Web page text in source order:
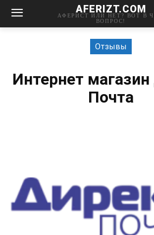
AFERIZT.COM
АФЕРИСТ ИЛИ НЕТ? ВОТ В
ВОПРОС!
Отзывы
Интернет
Почта